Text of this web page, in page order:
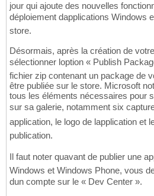
jour qui ajoute des nouvelles
déploiement dapplications Windows
store.
Désormais, après la création de
sélectionner loption « Publish
fichier zip contenant un package de
être publiée sur le store. Microsoft
tous les éléments nécessaires pour
sur sa galerie, notamment six
application, le logo de lapplication et
publication.
Il faut noter quavant de publier une
Windows et Windows Phone, vous
dun compte sur le « Dev Center ».